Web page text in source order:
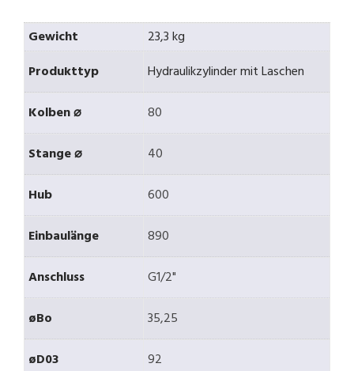
Gewicht
23,3 kg
Produkttyp
Hydraulikzylinder mit Laschen
Kolben ⌀
80
Stange ⌀
40
Hub
600
Einbaulänge
890
Anschluss
G1/2"
øBo
35,25
øD03
92